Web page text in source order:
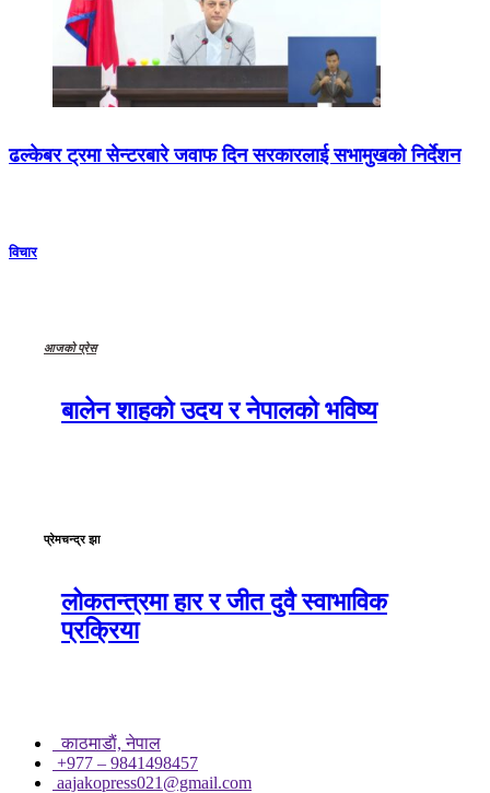
ढल्केबर ट्रमा सेन्टरबारे जवाफ दिन सरकारलाई सभामुखको निर्देशन
विचार
आजको प्रेस
बालेन शाहको उदय र नेपालको भविष्य
प्रेमचन्द्र झा
लोकतन्त्रमा हार र जीत दुवै स्वाभाविक
प्रक्रिया
काठमाडाैं, नेपाल
+977 – 9841498457
aajakopress021@gmail.com